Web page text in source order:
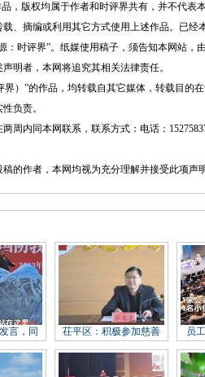
版权均属于作者和时评界共有，并不代表
、摘编或利用其它方式使用上述作品。已经
：时评界”。纸媒使用稿子，须告知本网站，
明者，本网将追究其相关法律责任。
”的作品，均转载自其它媒体，转载目的
负责。
内同本网联系，联系方式：电话：
作者，本网均视为充分理解并接受此项声明
言，同 茌平区：积极参加慈善 员